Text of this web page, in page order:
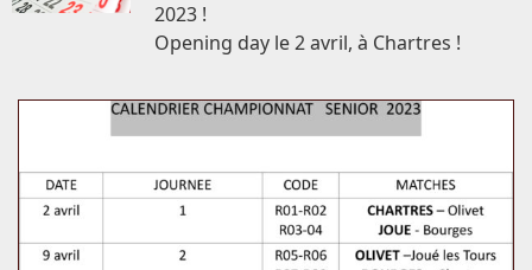
2023 !
Opening day le 2 avril, à Chartres !